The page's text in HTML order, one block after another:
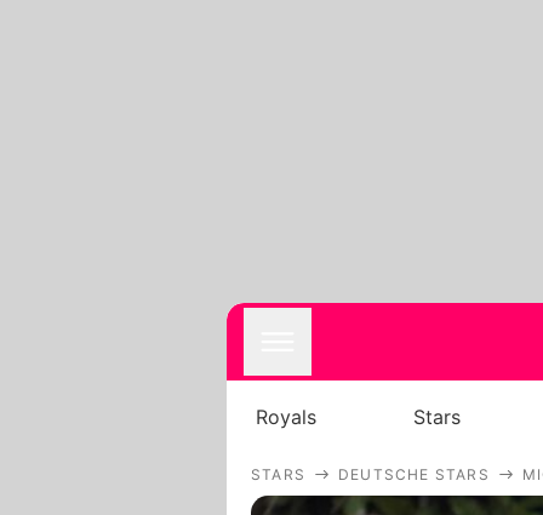
Royals Stars
STARS DEUTSCHE STARS